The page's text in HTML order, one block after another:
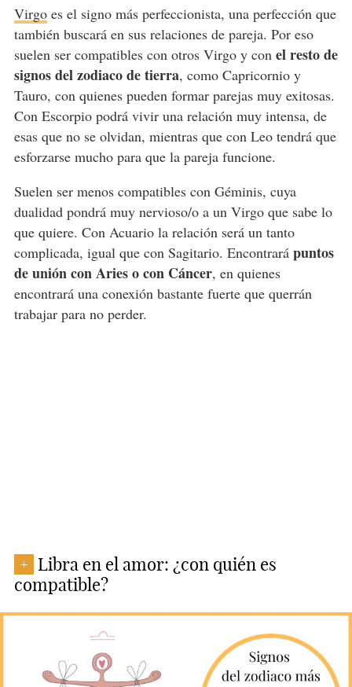
Virgoes el signo más perfeccionista, una perfección que
también buscará en sus relaciones de pareja. Por eso
suelen ser compatibles con otros Virgo y con el resto de
signos del zodiaco de tierra, como Capricornio y
Tauro, con quienes pueden formar parejas muy exitosas.
Con Escorpio podrá vivir una relación muy intensa, de
esas que no se olvidan, mientras que con Leo tendrá que
esforzarse mucho para que la pareja funcione.
Suelen ser menos compatibles con Géminis, cuya
dualidad pondrá muy nervioso/o a un Virgo que sabe lo
que quiere. Con Acuario la relación será un tanto
complicada, igual que con Sagitario. Encontrará puntos
de unión con Aries o con Cáncer, en quienes
encontrará una conexión bastante fuerte que querrán
trabajar para no perder.
+
Libra en el amor: ¿con quién es
compatible?